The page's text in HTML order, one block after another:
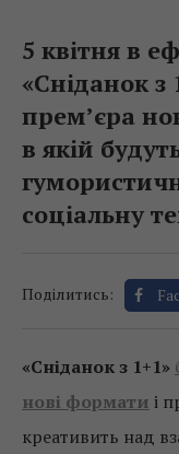
5 квітня в
«Сніданок з
прем’єра
в якій
соціальну
Поділитись:
«Сніданок з 1+1»
нові формати і
креативить над